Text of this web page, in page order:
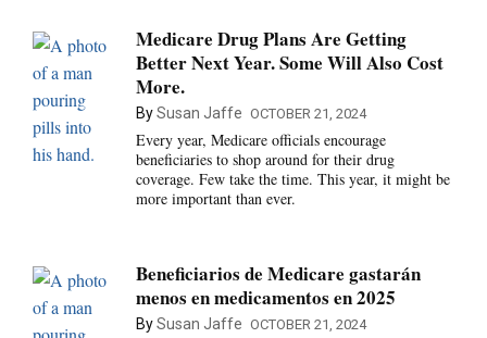
Medicare Drug Plans Are Getting
Better Next Year. Some Will Also Cost
More.
BySusan Jaffe OCTOBER 21, 2024
Every year, Medicare officials encourage
beneficiaries to shop around for their drug
coverage. Few take the time. This year, it might be
more important than ever.
Beneficiarios de Medicare gastarán
menos en medicamentos en 2025
BySusan Jaffe OCTOBER 21, 2024